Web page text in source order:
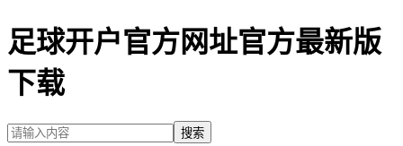
足球开户官方网址官方最新版
下载